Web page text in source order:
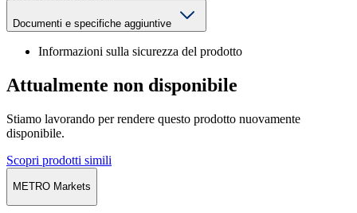
Documenti e specifiche aggiuntive
Informazioni sulla sicurezza del prodotto
Attualmente non disponibile
Stiamo lavorando per rendere questo prodotto nuovamente
disponibile.
Scopri prodotti simili
METRO Markets